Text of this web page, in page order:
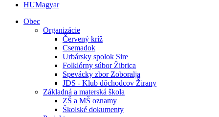
HUMagyar
Obec
Organizácie
Červený kríž
Csemadok
Urbársky spolok Sire
Folklórny súbor Žibrica
Spevácky zbor Zoboralja
JDS - Klub dôchodcov Žirany
Základná a materská škola
ZŠ a MŠ oznamy
Školské dokumenty